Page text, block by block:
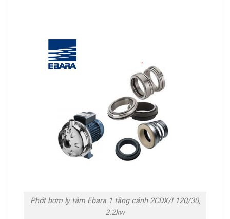
Phớt bơm ly tâm Ebara 1 tầng cánh 2CDX/I 120/30,
2.2kw